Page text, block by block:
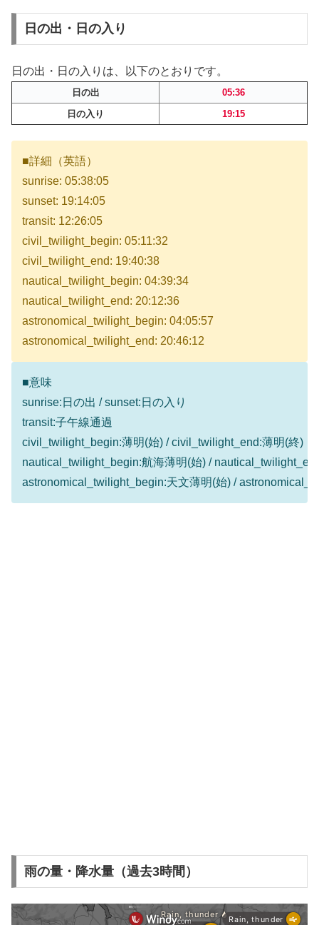
日の出・日の入り
日の出・日の入りは、以下のとおりです。
日の出
05:36
日の入り
19:15
■詳細（英語）
sunrise: 05:38:05
sunset: 19:14:05
transit: 12:26:05
civil_twilight_begin: 05:11:32
civil_twilight_end: 19:40:38
nautical_twilight_begin: 04:39:34
nautical_twilight_end: 20:12:36
astronomical_twilight_begin: 04:05:57
astronomical_twilight_end: 20:46:12
■意味
sunrise:日の出 / sunset:日の入り
transit:子午線通過
civil_twilight_begin:薄明(始) / civil_twilight_end:薄明(終)
nautical_twilight_begin:航海薄明(始) /
astronomical_twilight_begin:天文薄明(始) /
雨の量・降水量（過去3時間）